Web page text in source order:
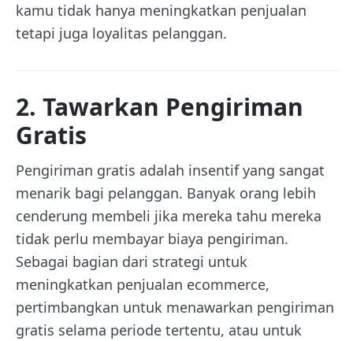
kamu tidak hanya meningkatkan penjualan
tetapi juga loyalitas pelanggan.
2. Tawarkan Pengiriman
Gratis
Pengiriman gratis adalah insentif yang sangat
menarik bagi pelanggan. Banyak orang lebih
cenderung membeli jika mereka tahu mereka
tidak perlu membayar biaya pengiriman.
Sebagai bagian dari strategi untuk
meningkatkan penjualan ecommerce,
pertimbangkan untuk menawarkan pengiriman
gratis selama periode tertentu, atau untuk